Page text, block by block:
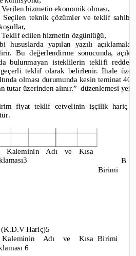
Verilen hizmetin ekonomik olması,
Seçilen teknik çözümler ve teklif
Teklif edilen hizmetin özgünlüğü,
hususlarda yapılan yazılı
Bu değerlendirme sonucunda,
bulunmayan isteklilerin teklifi
teklif olarak belirlenir. İhale
olması durumunda kesin teminat
tutar üzerinden alınır.” düzenlemesi yer
fiyat teklif cetvelinin işçilik hariç
.
Kaleminin Adı ve Kısa
B
Birimi
Hariç)5
Adı ve Kısa Birimi
6